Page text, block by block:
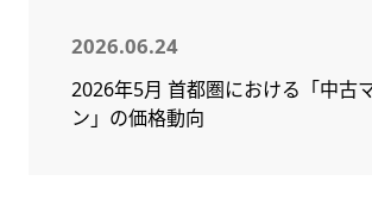
2026.06.24
2026年5月 首都圏における「中古
ン」の価格動向